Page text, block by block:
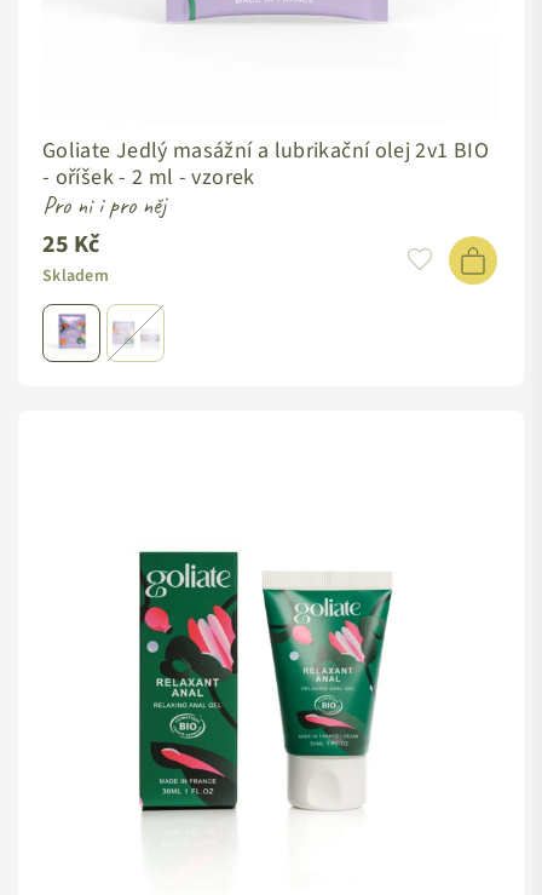
Goliate Jedlý masážní a lubrikační olej 2v1 BIO
- oříšek - 2 ml - vzorek
Pro ni i pro něj
25 Kč
Skladem